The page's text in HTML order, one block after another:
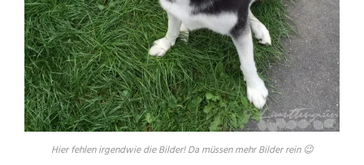
Hier fehlen irgendwie die Bilder! Da müssen mehr Bilder rein 😉